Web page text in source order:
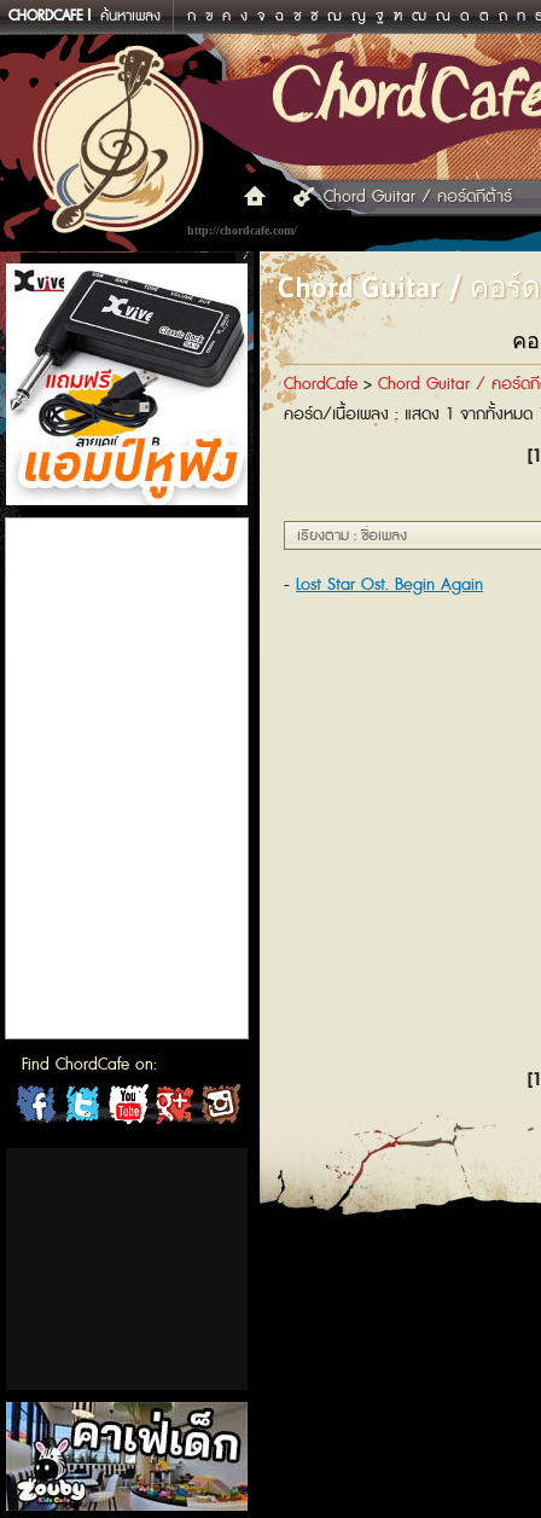
CHORDCAFE ค้นหาเพลง ก ข ค ง จ ฉ ช ซ ฌ ญ ฐ ฑ ฒ ณ ด ต ถ ท
http://chordcafe.com/
Chord Guitar / คอร์ดกีต้าร์
แอมป์หูฟัง
Find ChordCafe on:
ChordCafeChordCafeChordCafeChordCafe
Chord Guitar / คอร์
ค
ChordCafe > Chord Guitar / คอร์ด
คอร์ด/เนื้อเพลง : แสดง 1 จากทั้งหมด
เรียงตาม : ชื่อเพลง
Lost Star Ost. Begin Again